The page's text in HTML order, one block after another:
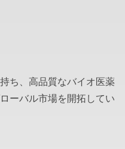
ち、高品質なバイオ医薬
ーバル市場を開拓してい